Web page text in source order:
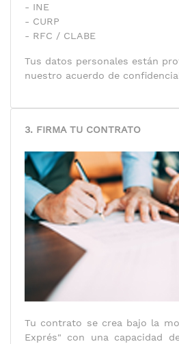
- INE
- CURP
- RFC / CLABE
Tus datos personales están
nuestro acuerdo de
3. FIRMA TU CONTRATO
Tu contrato se crea bajo la
Exprés" con una capacidad